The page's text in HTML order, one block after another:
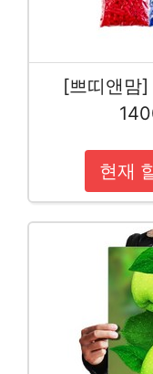
[쁘띠앤맘
현재